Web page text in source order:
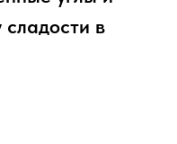
сладости в